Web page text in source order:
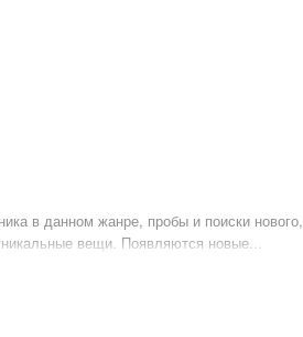
в данном жанре, пробы и поиски нового,
вещи. Появляются новые...